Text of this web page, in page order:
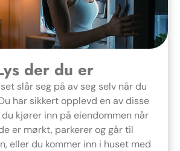
der du er
slår seg på av seg selv når du
har sikkert opplevd en av disse
kjører inn på eiendommen når
er mørkt, parkerer og går til
eller du kommer inn i huset med